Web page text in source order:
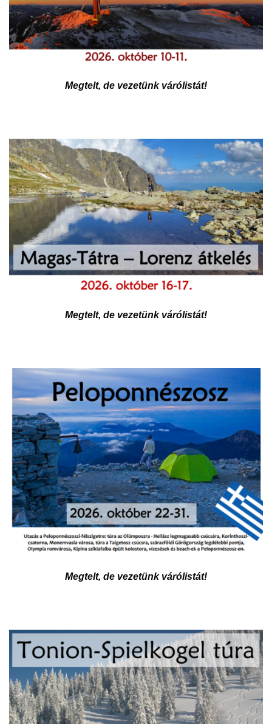
Megtelt, de vezetünk várólistát!
Megtelt, de vezetünk várólistát!
Megtelt, de vezetünk várólistát!